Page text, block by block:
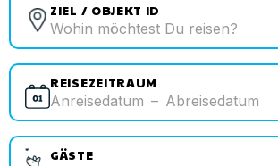
ZIEL / OBJEKT ID
REISEZEITRAUM
Anreisedatum – Abreisedatum
GÄSTE